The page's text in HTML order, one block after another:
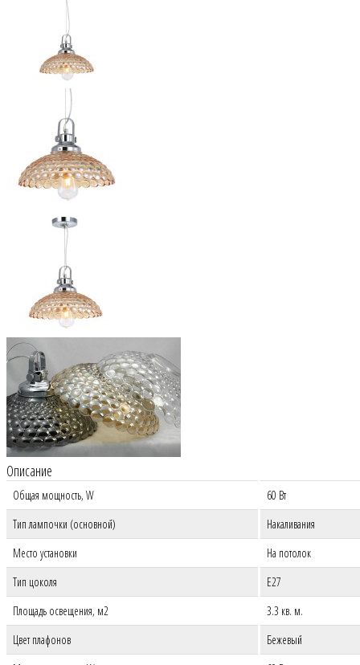
Описание
Общая мощность, W
60 Вт
Тип лампочки (основной)
Накаливания
Место установки
На потолок
Тип цоколя
E27
Площадь освещения, м2
3.3 кв. м.
Цвет плафонов
Бежевый